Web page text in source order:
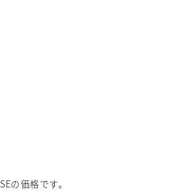
の価格です。